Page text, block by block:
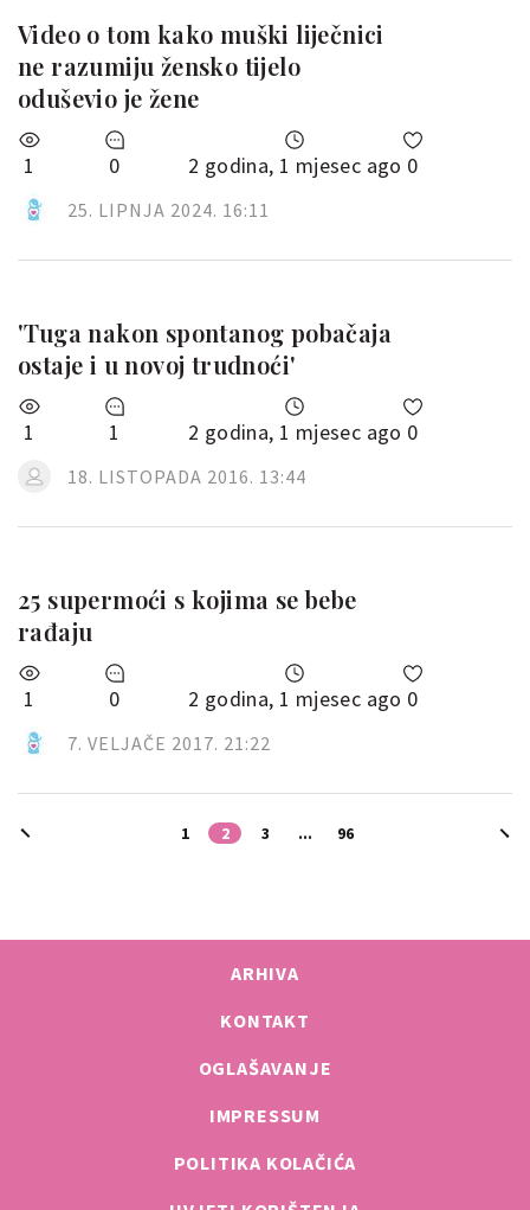
Video o tom kako muški liječnici
ne razumiju žensko tijelo
oduševio je žene
1 0 2 godina, 1 mjesec ago 0
25. LIPNJA 2024. 16:11
'Tuga nakon spontanog pobačaja
ostaje i u novoj trudnoći'
1 1 2 godina, 1 mjesec ago 0
18. LISTOPADA 2016. 13:44
25 supermoći s kojima se bebe
rađaju
1 0 2 godina, 1 mjesec ago 0
7. VELJAČE 2017. 21:22
1 2 3 ... 96
ARHIVA
KONTAKT
OGLAŠAVANJE
IMPRESSUM
POLITIKA KOLAČIĆA